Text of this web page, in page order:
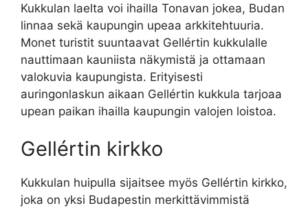
Kukkulan laelta voi ihailla Tonavan jokea, Budan
linnaa sekä kaupungin upeaa arkkitehtuuria.
Monet turistit suuntaavat Gellértin kukkulalle
nauttimaan kauniista näkymistä ja ottamaan
valokuvia kaupungista. Erityisesti
auringonlaskun aikaan Gellértin kukkula tarjoaa
upean paikan ihailla kaupungin valojen loistoa.
Gellértin kirkko
Kukkulan huipulla sijaitsee myös Gellértin kirkko,
joka on yksi Budapestin merkittävimmistä